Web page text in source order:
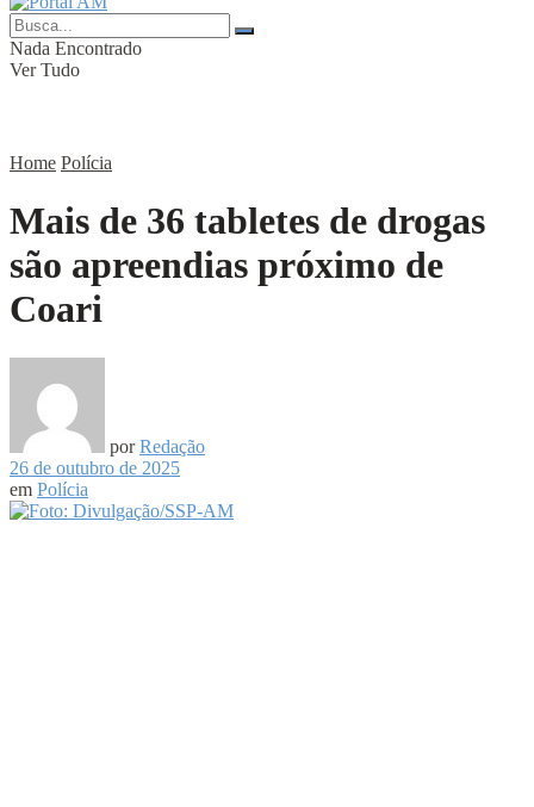
Nada Encontrado
Ver Tudo
Home Polícia
Mais de 36 tabletes de drogas
são apreendias próximo de
Coari
por Redação
26 de outubro de 2025
em Polícia